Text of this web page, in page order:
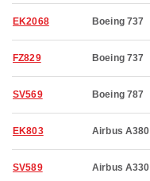
EK2068 Boeing 737
FZ829 Boeing 737
SV569 Boeing 787
EK803 Airbus A380
SV589 Airbus A330